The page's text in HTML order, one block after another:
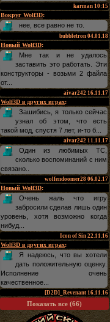
karman 10:15
Вокруг Wolf3D:
нее, все равно не то.
bubbletron 04.01.18
Новый Wolf3D:
Мне так и не удалось
заставить это работать. Эти
конструкторы - возьми 2 файла
от...
aivar242 16.11.17
Wolf3D в других играх:
Зашибись, я только сейчас
узнал об этом, что есть
такой мод, спустя 7 лет, и-то б...
aivar242 11.11.17
Один из любимых TC,
сколько воспоминаний с ним
связано..
wolfendoomer28 06.02.17
Новый Wolf3D:
Очень жаль что игру
забросили сделав лишь один
уровень, хотя возможно когда
нибуд...
Icon of Sin 22.11.16
Wolf3D в других играх:
Я надеюсь, что вы хотели
дать положительную оценку.
Исполнение очень
качественное...
[D2D]_Revenant 16.11.16
Показать все (66)